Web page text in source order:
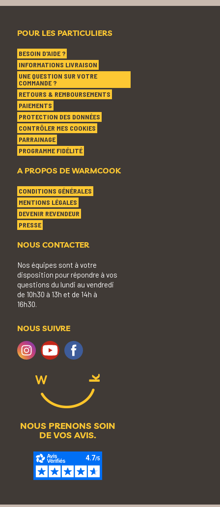
POUR LES PARTICULIERS
BESOIN D'AIDE ?
INFORMATIONS LIVRAISON
UNE QUESTION SUR VOTRE
COMMANDE ?
RETOURS & REMBOURSEMENTS
PAIEMENTS
PROTECTION DES DONNÉES
CONTRÔLER MES COOKIES
PARRAINAGE
PROGRAMME FIDÉLITÉ
A PROPOS DE WARMCOOK
CONDITIONS GÉNÉRALES
MENTIONS LÉGALES
DEVENIR REVENDEUR
PRESSE
NOUS CONTACTER
Nos équipes sont à votre
disposition pour répondre à vos
questions du lundi au vendredi
de 10h30 à 13h et de 14h à
16h30.
NOUS SUIVRE
NOUS PRENONS SOIN
DE VOS AVIS.